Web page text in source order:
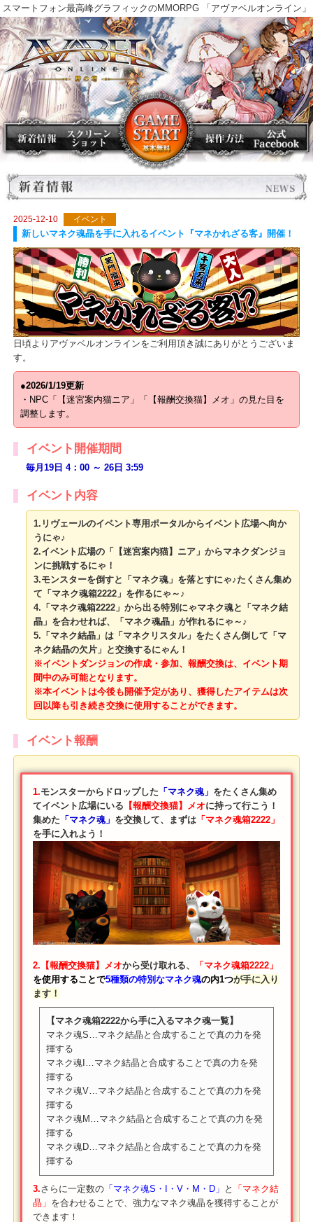
スマートフォン最高峰グラフィックのMMORPG 「アヴァベルオンラ
2025-12-10 イベント
新しいマネク魂晶を手に入れるイベント『マネかれざる客』開催
す。
●2026/1/19更新
・NPC「【迷宮案内猫ニア」「【報酬交換猫】メオ」の見た目を
調整します。
毎月19日 4：00 ～ 26日 3:59
イベント内容
1.リヴェールのイベント専用ポータルからイベント広場へ向か
うにゃ♪
2.イベント広場の「【迷宮案内猫】ニア」からマネクダンジョ
ンに挑戦するにゃ！
3.モンスターを倒すと「マネク魂」を落とすにゃ♪たくさん集め
て「マネク魂箱2222」を作るにゃ～♪
4.「マネク魂箱2222」から出る特別にゃマネク魂と「マネク結
晶」を合わせれば、「マネク魂晶」が作れるにゃ～♪
5.「マネク結晶」は「マネクリスタル」をたくさん倒して「マ
ネク結晶の欠片」と交換するにゃん！
※イベントダンジョンの作成・参加、報酬交換は、イベント期
※本イベントは今後も開催予定があり、獲得したアイテムは次
回以降も引き続き交換に使用することができます。
イベント報酬
1. モンスターからドロップした「マネク魂」をたくさん集め
てイベント広場にいる【報酬交換猫】メオに持って行こう！
集めた「マネク魂」を交換して、まずは「マネク魂箱2222」
を手に入れよう！
2.【報酬交換猫】メオから受け取れる、「マネク魂箱2222」
を使用することで
ます！
【マネク魂箱2222から手に入るマネク魂一覧】
マネク魂S…マネク結晶と合成することで真の力を発
揮する
マネク魂I…マネク結晶と合成することで真の力を発
揮する
マネク魂V…マネク結晶と合成することで真の力を発
揮する
マネク魂M…マネク結晶と合成することで真の力を発
揮する